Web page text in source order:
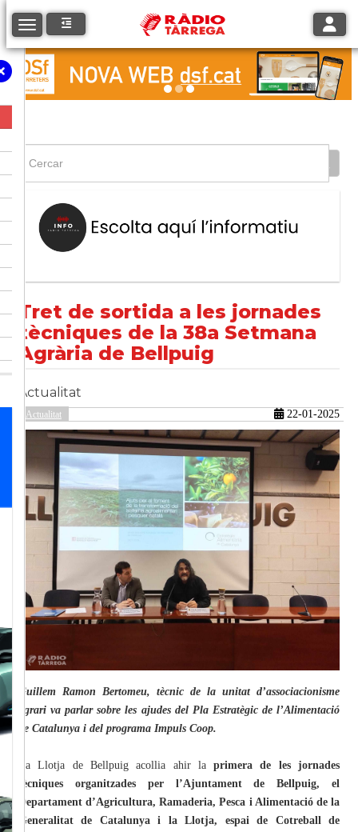
Toggle navigation
Tret de sortida a les jornades
tècniques de la 38a Setmana
Agrària de Bellpuig
Actualitat
Actualitat 22-01-2025
Guillem Ramon Bertomeu, tècnic de la unitat d’associacionisme
agrari va parlar sobre les ajudes del Pla Estratègic de l’Alimentació
de Catalunya i del programa Impuls Coop.
La Llotja de Bellpuig acollia ahir laprimera de les jornades
tècniques organitzades per l’Ajuntament de Bellpuig, el
Departament d’Agricultura, Ramaderia, Pesca i Alimentació de la
Generalitat de Catalunya i la Llotja, espai de Cotreball de